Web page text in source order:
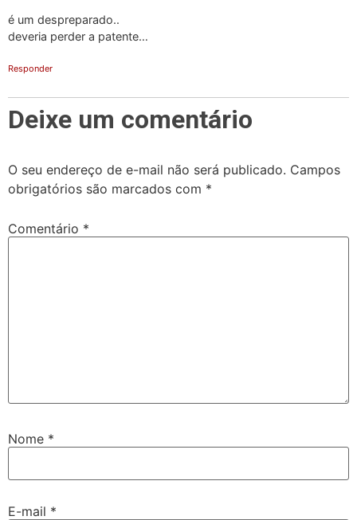
é um despreparado..
deveria perder a patente…
Responder
Deixe um comentário
O seu endereço de e-mail não será publicado. Campos
obrigatórios são marcados com *
Comentário *
Nome *
E-mail *